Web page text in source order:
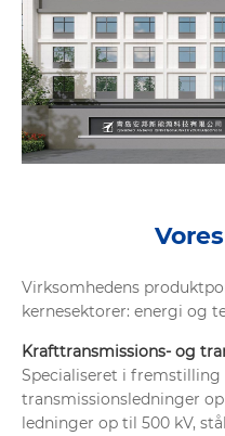
Virksomhedens
kernesektorer: energi og
Krafttransmissions- og
Specialiseret i fremstilling
transmissionsledninger
ledninger op til 500 kV,